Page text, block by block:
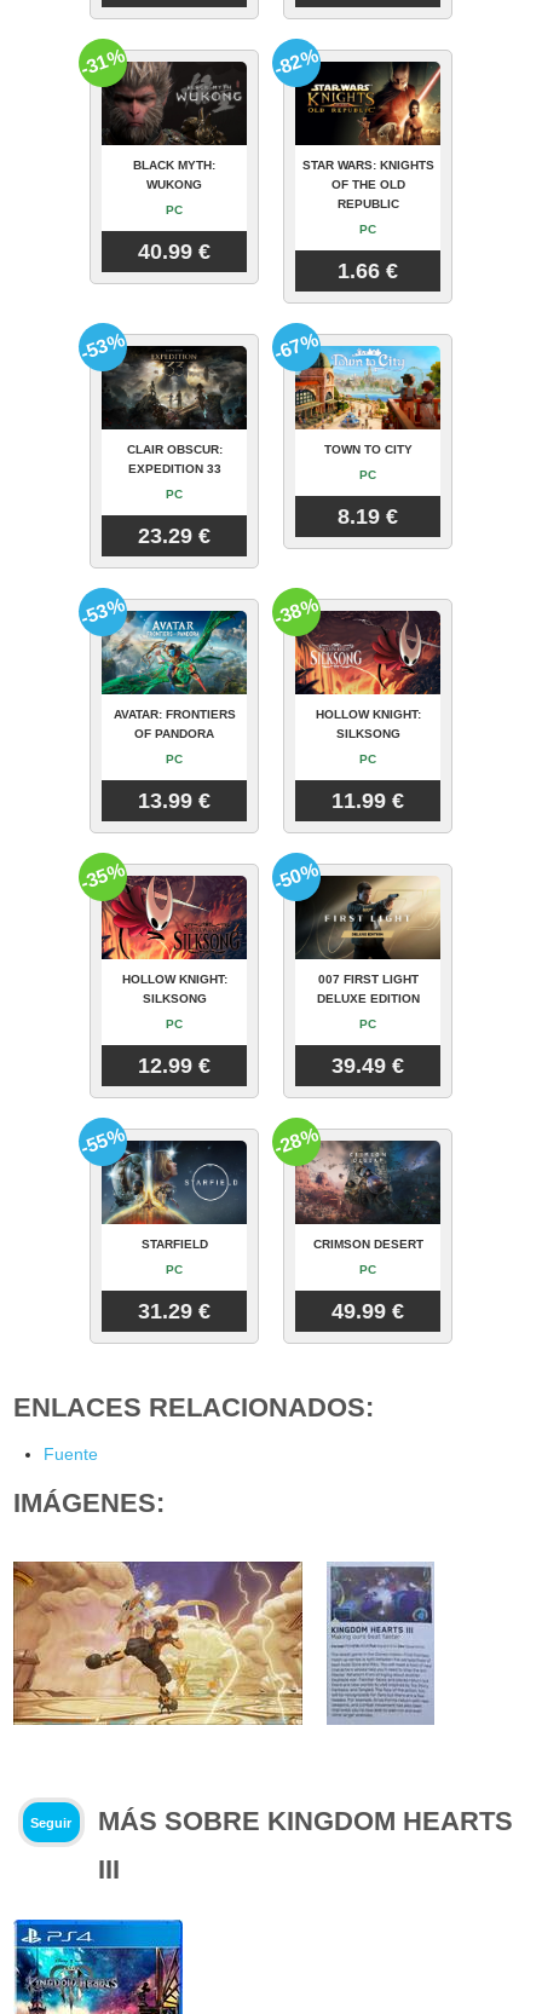
BLACK MYTH:
WUKONG
PC
40.99 €
-31%
STAR WARS: KNIGHTS
OF THE OLD
REPUBLIC
PC
1.66 €
-82%
CLAIR OBSCUR:
EXPEDITION 33
PC
23.29 €
-53%
TOWN TO CITY
PC
8.19 €
-67%
AVATAR: FRONTIERS
OF PANDORA
PC
13.99 €
-53%
HOLLOW KNIGHT:
SILKSONG
PC
11.99 €
-38%
HOLLOW KNIGHT:
SILKSONG
PC
12.99 €
-35%
007 FIRST LIGHT
DELUXE EDITION
PC
39.49 €
-50%
STARFIELD
PC
31.29 €
-55%
CRIMSON DESERT
PC
49.99 €
-28%
ENLACES RELACIONADOS:
Fuente
IMÁGENES:
Seguir
MÁS SOBRE KINGDOM HEARTS
III